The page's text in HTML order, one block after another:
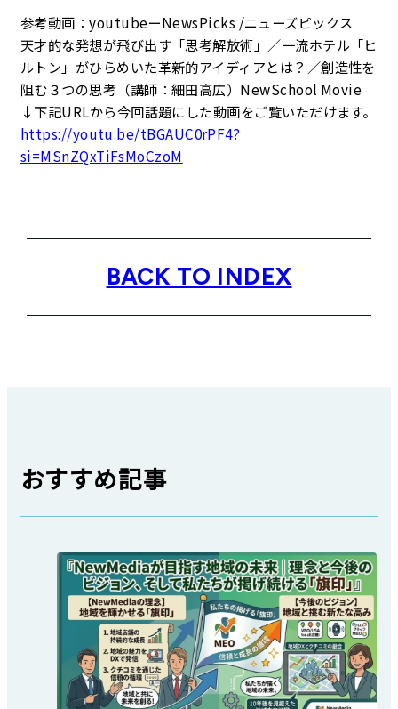
参考動画：youtubeーNewsPicks /ニューズピックス
天才的な発想が飛び出す「思考解放術」／一流ホテル「ヒ
ルトン」がひらめいた革新的アイディアとは？／創造性を
阻む３つの思考（講師：細田高広）NewSchool Movie
↓下記URLから今回話題にした動画をご覧いただけます。
https://youtu.be/tBGAUC0rPF4?
si=MSnZQxTiFsMoCzoM
BACK TO INDEX
おすすめ記事